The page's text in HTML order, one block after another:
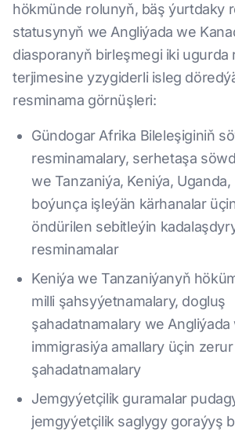
hökmünde rolunyň, bäş ýurtdaky
statusynyň we Angliýada we
diasporanyň birleşmegi iki ugurda
terjimesine yzygiderli isleg
resminama görnüşleri:
Gündogar Afrika Bileleşiginiň
resminamalary, serhetaşa
we Tanzaniýa, Keniýa, Uganda,
boýunça işleýän kärhanalar
öndürilen sebitleýin
resminamalar
Keniýa we Tanzaniýanyň
milli şahsyýetnamalary, dogluş
şahadatnamalary we Angliýada
immigrasiýa amallary üçin
şahadatnamalary
Jemgyýetçilik guramalar
jemgyýetçilik saglygy goraýyş